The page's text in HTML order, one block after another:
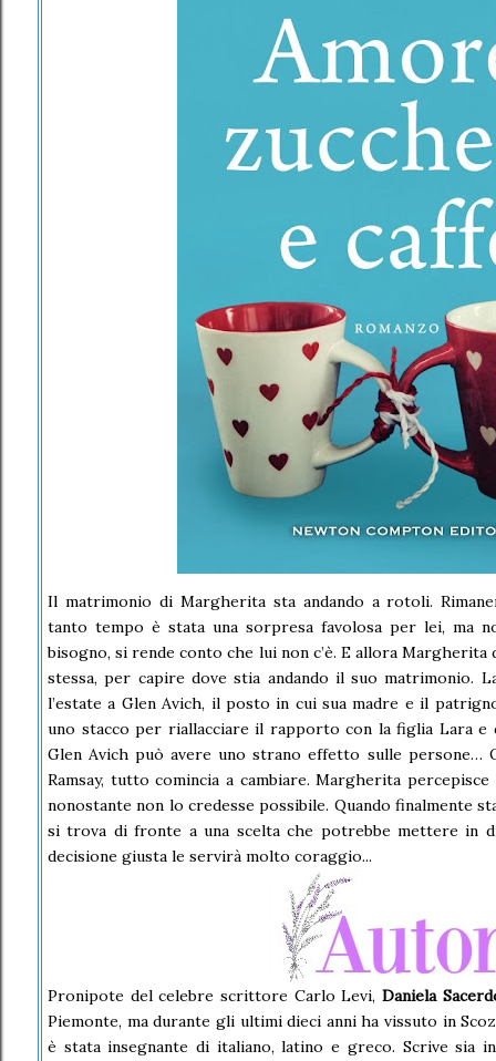
Il matrimonio di Margherita sta andando a rotoli.
tanto tempo è stata una sorpresa favolosa per lei, ma
bisogno, si rende conto che lui non c’è. E allora
stessa, per capire dove stia andando il suo matrimonio.
l’estate a Glen Avich, il posto in cui sua madre e il
uno stacco per riallacciare il rapporto con la figlia Lara e
Glen Avich può avere uno strano effetto sulle persone…
Ramsay, tutto comincia a cambiare. Margherita
nonostante non lo credesse possibile. Quando finalmente
si trova di fronte a una scelta che potrebbe mettere in
decisione giusta le servirà molto coraggio...
Pronipote del celebre scrittore Carlo Levi, Daniela
Piemonte, ma durante gli ultimi dieci anni ha vissuto in
è stata insegnante di italiano, latino e greco. Scrive sia